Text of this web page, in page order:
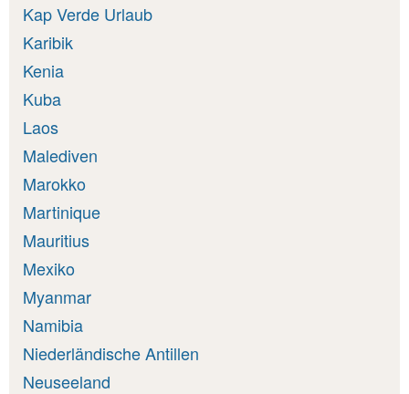
Kap Verde Urlaub
Karibik
Kenia
Kuba
Laos
Malediven
Marokko
Martinique
Mauritius
Mexiko
Myanmar
Namibia
Niederländische Antillen
Neuseeland